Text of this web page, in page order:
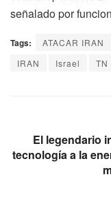
señalado por
Tags: ATACAR IRAN
IRAN
Israel TN
El legendario
tecnología a la